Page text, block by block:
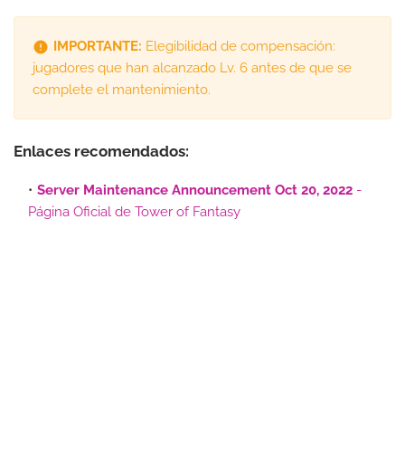
IMPORTANTE: Elegibilidad de compensación:
jugadores que han alcanzado Lv. 6 antes de que se
complete el mantenimiento.
Enlaces recomendados:
Server Maintenance Announcement Oct 20, 2022 -
Página Oficial de Tower of Fantasy